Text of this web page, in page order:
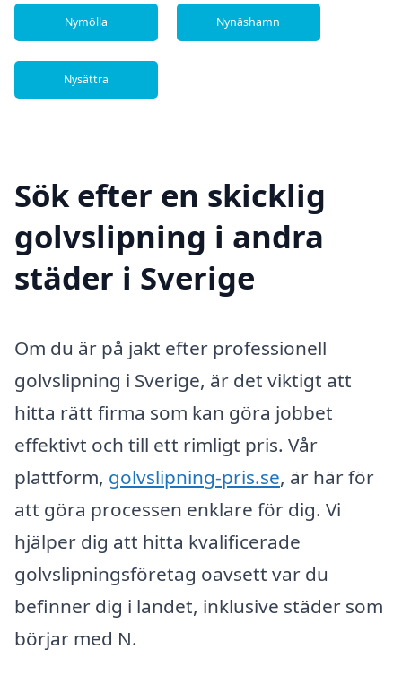
Nymölla Nynäshamn
Nysättra
Sök efter en skicklig
golvslipning i andra
städer i Sverige
Om du är på jakt efter professionell
golvslipning i Sverige, är det viktigt att
hitta rätt firma som kan göra jobbet
effektivt och till ett rimligt pris. Vår
plattform, golvslipning-pris.se, är här för
att göra processen enklare för dig. Vi
hjälper dig att hitta kvalificerade
golvslipningsföretag oavsett var du
befinner dig i landet, inklusive städer som
börjar med N.